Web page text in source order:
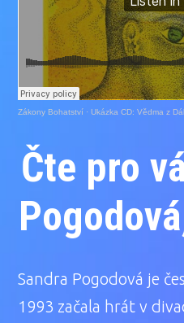
Zákony Bohatství ·Ukázka CD: Vědma z
Čte pro
Sandra Pogodová je
1993 začala hrát v